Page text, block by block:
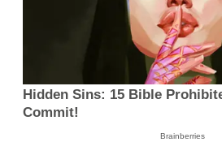
Hidden Sins: 15 Bible
Commit!
Brainberries